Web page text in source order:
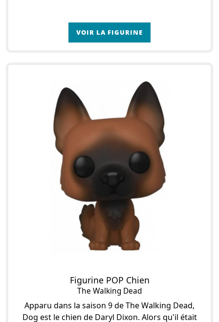
VOIR LA FIGURINE
Figurine POP Chien
The Walking Dead
Apparu dans la saison 9 de The Walking Dead,
Dog est le chien de Daryl Dixon. Alors qu'il était